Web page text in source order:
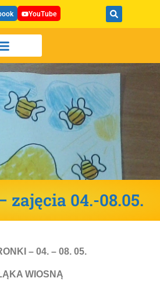
YouTube
zajęcia 04.-08.05.
– 04. – 08. 05.
WIOSNĄ